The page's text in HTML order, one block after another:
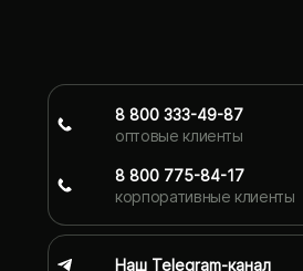
8 800 333-49-87
оптовые клиенты
8 800 775-84-17
корпоративные клиенты
Наш Telegram-канал